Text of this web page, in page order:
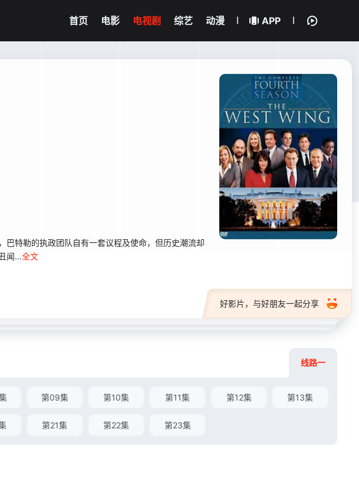
首页 电影 电视剧 综艺 动漫 APP
特勒的执政团队自有一套议程及使命，但历史潮流却
闻...全文
好影片，与好朋友一起分享
线路一
第09集 第10集 第11集 第12集 第13集
第21集 第22集 第23集